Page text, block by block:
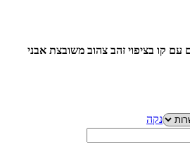
רודיום עם קו בציפוי זהב צהוב משובצת אבני
נקה